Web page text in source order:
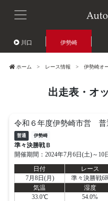
川口 伊勢崎
ホーム レース情報 伊勢崎オ
出走表・オ
令和６年度伊勢崎市営
普通 伊勢崎
準々決勝戦Ｂ
開催期間：2024年7月6日(土)～
日付
レース
7月8日(月)
準々決勝戦
気温
湿度
33.0℃
54.0%